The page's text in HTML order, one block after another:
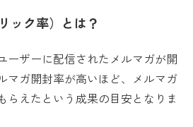
ック率）とは？
ーザーに配信されたメルマガが開
マガ開封率が高いほど、メルマガ
らえたという成果の目安となりま